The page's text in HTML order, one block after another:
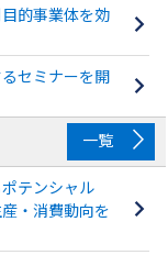
的事業体を効
セミナーを開
一覧
テンシャル
・消費動向を